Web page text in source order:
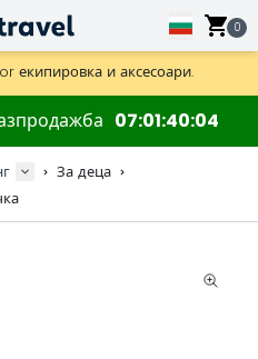
0
нощ.
дървени карти и декорации.
екипировка и аксесоари.
07014004
За деца